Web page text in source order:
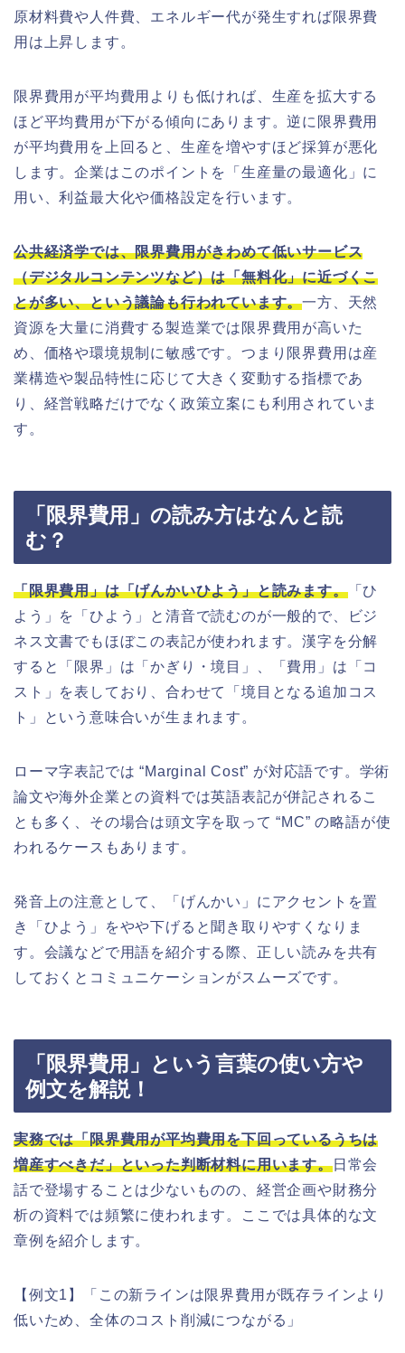
原材料費や人件費、エネルギー代が発生すれば限界費
用は上昇します。
限界費用が平均費用よりも低ければ、生産を拡大する
ほど平均費用が下がる傾向にあります。逆に限界費用
が平均費用を上回ると、生産を増やすほど採算が悪化
します。企業はこのポイントを「生産量の最適化」に
用い、利益最大化や価格設定を行います。
公共経済学では、限界費用がきわめて低いサービス
（デジタルコンテンツなど）は「無料化」に近づくこ
とが多い、という議論も行われています。一方、天然
資源を大量に消費する製造業では限界費用が高いた
め、価格や環境規制に敏感です。つまり限界費用は産
業構造や製品特性に応じて大きく変動する指標であ
り、経営戦略だけでなく政策立案にも利用されていま
す。
「限界費用」の読み方はなんと読
む？
「限界費用」は「げんかいひよう」と読みます。「ひ
よう」を「ひよう」と清音で読むのが一般的で、ビジ
ネス文書でもほぼこの表記が使われます。漢字を分解
すると「限界」は「かぎり・境目」、「費用」は「コ
スト」を表しており、合わせて「境目となる追加コス
ト」という意味合いが生まれます。
ローマ字表記では “Marginal Cost” が対応語です。学術
論文や海外企業との資料では英語表記が併記されるこ
とも多く、その場合は頭文字を取って “MC” の略語が使
われるケースもあります。
発音上の注意として、「げんかい」にアクセントを置
き「ひよう」をやや下げると聞き取りやすくなりま
す。会議などで用語を紹介する際、正しい読みを共有
しておくとコミュニケーションがスムーズです。
「限界費用」という言葉の使い方や
例文を解説！
実務では「限界費用が平均費用を下回っているうちは
増産すべきだ」といった判断材料に用います。日常会
話で登場することは少ないものの、経営企画や財務分
析の資料では頻繁に使われます。ここでは具体的な文
章例を紹介します。
【例文1】「この新ラインは限界費用が既存ラインより
低いため、全体のコスト削減につながる」